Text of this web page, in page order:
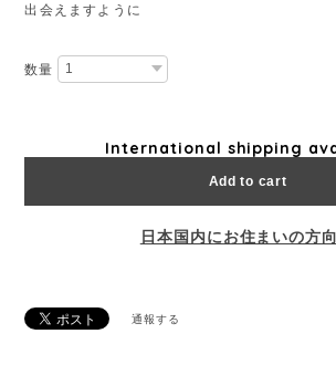
出会えますように
数量
International shipping
Add to cart
日本国内にお住まいの方
通報する